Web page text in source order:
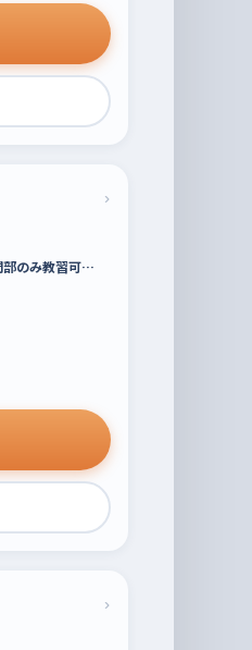
›
部のみ教習可…
›